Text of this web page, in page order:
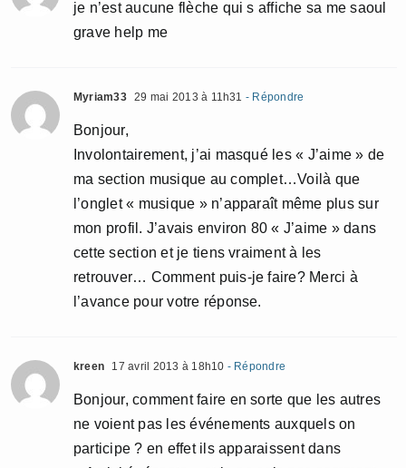
je n’est aucune flèche qui s affiche sa me saoul
grave help me
Myriam33 29 mai 2013 à 11h31 - Répondre
Bonjour,
Involontairement, j’ai masqué les « J’aime » de
ma section musique au complet…Voilà que
l’onglet « musique » n’apparaît même plus sur
mon profil. J’avais environ 80 « J’aime » dans
cette section et je tiens vraiment à les
retrouver… Comment puis-je faire? Merci à
l’avance pour votre réponse.
kreen 17 avril 2013 à 18h10 - Répondre
Bonjour, comment faire en sorte que les autres
ne voient pas les événements auxquels on
participe ? en effet ils apparaissent dans